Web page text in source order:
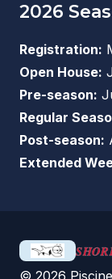
2026
Registration:
Open House:
Pre-season:
Regular
Post-season:
Extended
© 2026